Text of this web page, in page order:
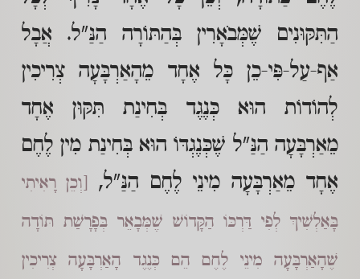
הַתִּקּוּנִים שֶׁמְּבֹאָרִין בְּהַתּוֹרָה הַנַּ"ל. אֲבָל
אַף-עַל-פִּי-כֵן כָּל אֶחָד מֵהָאַרְבָּעָה צְרִיכִין
לְהוֹדוֹת הוּא כְּנֶגֶד בְּחִינַת תִּקּוּן אֶחָד
מֵאַרְבָּעָה הַנַּ"ל שֶׁכְּנֶגְדּוֹ הוּא בְּחִינַת מִין לֶחֶם
אֶחָד מֵאַרְבָּעָה מִינֵי לֶחֶם הַנַּ"ל,
[וְכֵן רָאִיתִי
בָּאַלְשִׁיךְ לְפִי דַּרְכּוֹ הַקָּדוֹשׁ שֶׁמְּבָאֵר בְּפָרָשַׁת תּוֹדָה
שֶׁהָאַרְבָּעָה מִינֵי לֶחֶם הֵם כְּנֶגֶד הָאַרְבָּעָה צְרִיכִין